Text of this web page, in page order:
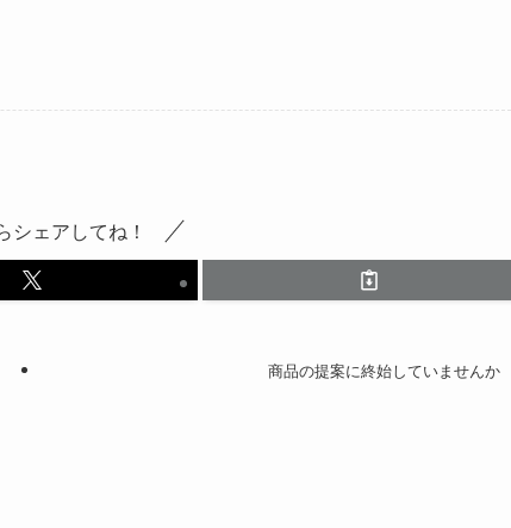
シェアしてね！
商品の提案に終始していませんか